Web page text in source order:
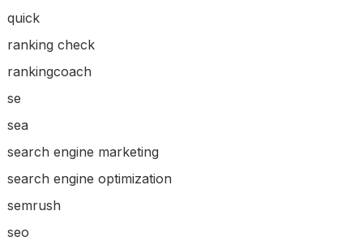
quick
ranking check
rankingcoach
se
sea
search engine marketing
search engine optimization
semrush
seo